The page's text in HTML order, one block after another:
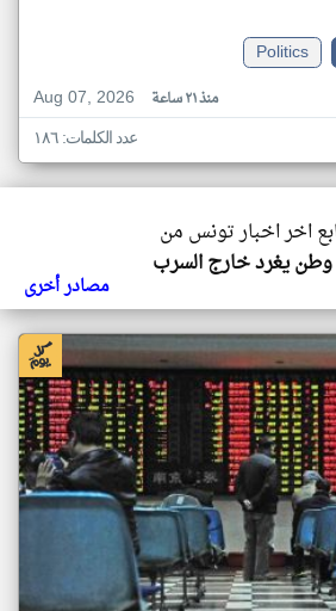
Politics
Aug 07, 2026
منذ ٢١ ساعة
عدد الكلمات: ١٨٦
اخر اخبار تونس من
وطن يغرد خارج السرب
مصادر أخرى